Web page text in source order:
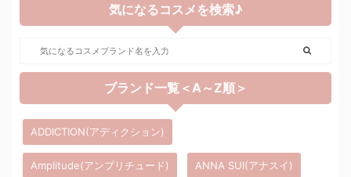
気になるコスメを検索♪
ブランド一覧＜A～Z順＞
ADDICTION(アディクション)
Amplitude(アンプリチュード) ANNA SUI(アナスイ)